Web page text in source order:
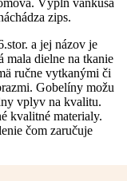
Výplň vankúša
zips.
a jej názov je
dielne na tkanie
ručne vytkanými či
Gobelíny možu
vplyv na kvalitu.
kvalitné materialy.
čom zaručuje